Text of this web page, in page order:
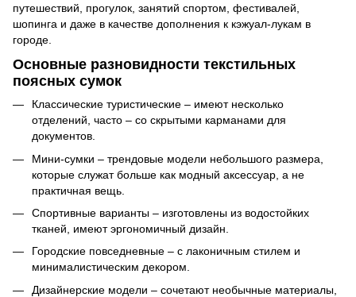
путешествий, прогулок, занятий спортом, фестивалей,
шопинга и даже в качестве дополнения к кэжуал-лукам в
городе.
Основные разновидности текстильных
поясных сумок
Классические туристические – имеют несколько
отделений, часто – со скрытыми карманами для
документов.
Мини-сумки – трендовые модели небольшого размера,
которые служат больше как модный аксессуар, а не
практичная вещь.
Спортивные варианты – изготовлены из водостойких
тканей, имеют эргономичный дизайн.
Городские повседневные – с лаконичным стилем и
минималистическим декором.
Дизайнерские модели – сочетают необычные материалы,